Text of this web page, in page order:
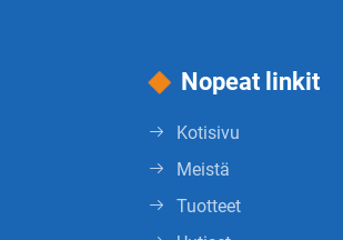
Nopeat linkit
Kotisivu
Meistä
Tuotteet